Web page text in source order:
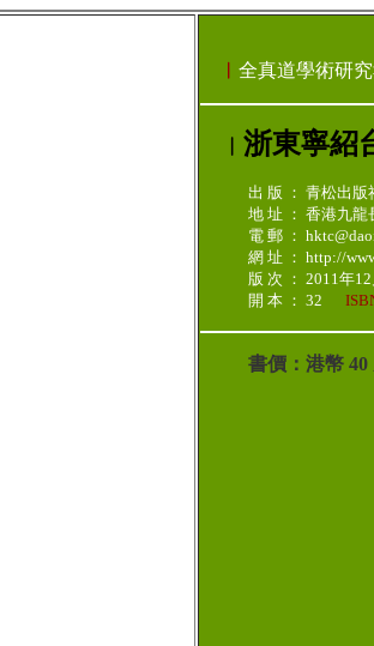
全真道學術研
浙東寧紹
出 版 ： 青松出版
地 址 ： 香港九
電 郵 ：
網 址 ： http://
版 次 ： 2011年
開 本 ： 32
書價：港幣